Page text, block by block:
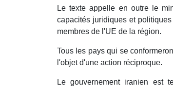
Le texte appelle en outre le
capacités juridiques et
membres de l'UE de la région.
Tous les pays qui se
l'objet d'une action réciproque.
Le gouvernement iranien est